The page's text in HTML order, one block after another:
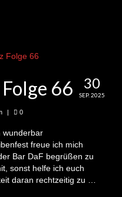
nachhaltige
Pfeffer wächst
Mitdenken, Mitreden
Kieznews
Kieznews: Marten
30
SEP. 2025
66
0
wunderbar
freue ich mich
Bar DaF begrüßen zu
sonst helfe ich euch
daran rechtzeitig zu …